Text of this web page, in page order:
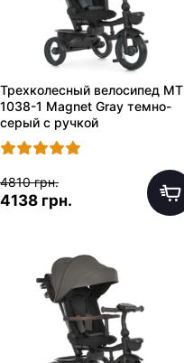
Трехколесный велосипед MT
1038-1 Magnet Gray темно-
серый с ручкой
4810 грн.
4138 грн.